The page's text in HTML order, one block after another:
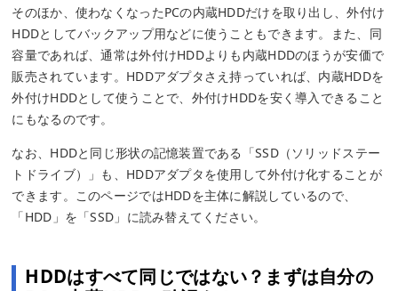
そのほか、使わなくなったPCの内蔵HDDだけを取り出し、外付け
HDDとしてバックアップ用などに使うこともできます。また、同
容量であれば、通常は外付けHDDよりも内蔵HDDのほうが安価で
販売されています。HDDアダプタさえ持っていれば、内蔵HDDを
外付けHDDとして使うことで、外付けHDDを安く導入できること
にもなるのです。
なお、HDDと同じ形状の記憶装置である「SSD（ソリッドステー
トドライブ）」も、HDDアダプタを使用して外付け化することが
できます。このページではHDDを主体に解説しているので、
「HDD」を「SSD」に読み替えてください。
HDDはすべて同じではない？まずは自分の